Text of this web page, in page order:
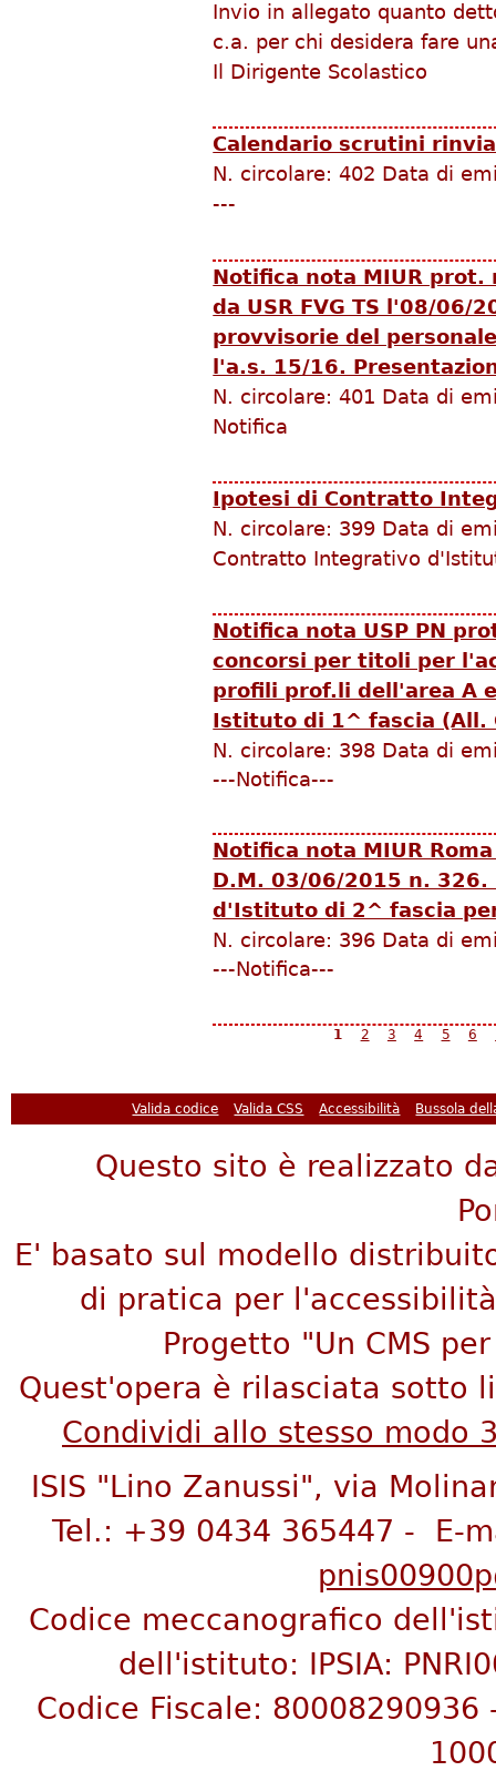
Invio in allegato quanto
c.a. per chi desidera fare
Il Dirigente Scolastico
Calendario scrutini
N. circolare:402 Data di
---
Notifica nota MIUR
da USR FVG TS l'08/06/
provvisorie del
l'a.s. 15/16.
N. circolare:401 Data di
Notifica
Ipotesi di Contratto
N. circolare: 399 Data di
Contratto Integrativo
Notifica nota USP PN
concorsi per titoli per
profili prof.li dell'area A
Istituto di 1^ fascia (All.
N. circolare: 398 Data di
---Notifica---
Notifica nota MIUR
D.M. 03/06/2015 n.
d'Istituto di 2^ fascia
N. circolare: 396 Data di
---Notifica---
1 2 3 4 5 6
Valida codice Valida CSS Accessibilità Bussola
Questo sito è realizzato
E' basato sul modello
di pratica per
Progetto "Un CMS
Quest'opera è rilasciata sotto
Condividi allo stesso modo
ISIS "Lino Zanussi", via
Tel.: +39 0434 365447 - E-
Codice meccanografico
dell'istituto: IPSIA:
Codice Fiscale: 80008290936